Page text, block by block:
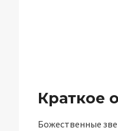
Краткое
Божественные